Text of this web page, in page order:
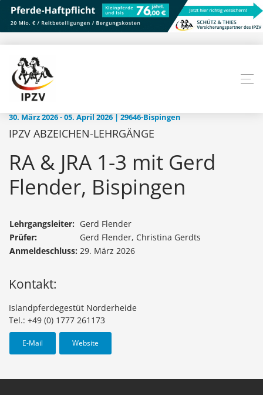
30. März 2026 - 05. April 2026 | 29646-Bispingen
IPZV ABZEICHEN-LEHRGÄNGE
RA & JRA 1-3 mit Gerd
Flender, Bispingen
Lehrgangsleiter: Gerd Flender
Prüfer:
Gerd Flender, Christina Gerdts
Anmeldeschluss: 29. März 2026
Kontakt:
Islandpferdegestüt Norderheide
Tel.: +49 (0) 1777 261173
E-Mail Website